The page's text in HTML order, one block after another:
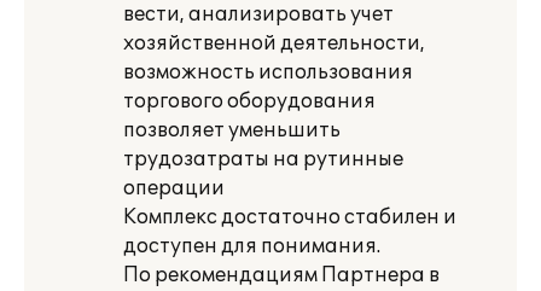
вести, анализировать учет
хозяйственной деятельности,
возможность использования
торгового оборудования
позволяет уменьшить
трудозатраты на рутинные
операции
Комплекс достаточно стабилен и
доступен для понимания.
По рекомендациям Партнера в